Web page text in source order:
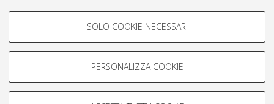
COOKIE DI PROFILAZIONE -
Si tratta di cookie utilizzati per analizzare le caratteristiche della
navigazione degli utenti, creare profili in base al loro comportamento
Mostra cookie di profilazione
SOLO COOKIE NECESSARI
PERSONALIZZA COOKIE
Impostazioni Cookie
Informativa sulla privacy
Condizioni d’uso del sito